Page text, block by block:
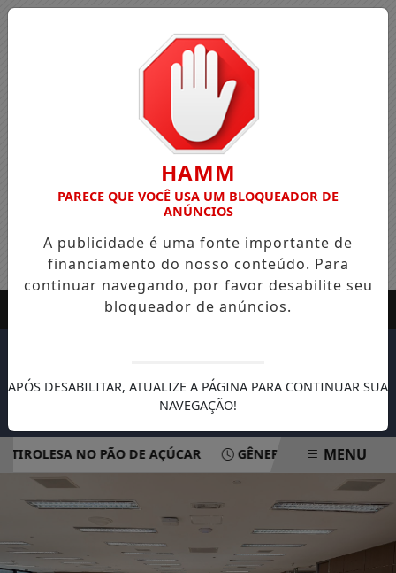
NO PÃO DE AÇÚCAR GÊNERO, RAÇA E ORIGEM
EM ALTA
MENU
HAMM
PARECE QUE VOCÊ USA UM BLOQUEADOR DE
ANÚNCIOS
A publicidade é uma fonte importante de
financiamento do nosso conteúdo. Para
continuar navegando, por favor desabilite seu
bloqueador de anúncios.
APÓS DESABILITAR, ATUALIZE A PÁGINA PARA CONTINUAR SUA
NAVEGAÇÃO!